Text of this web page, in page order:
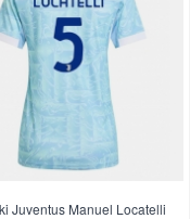
Juventus Manuel Locatelli